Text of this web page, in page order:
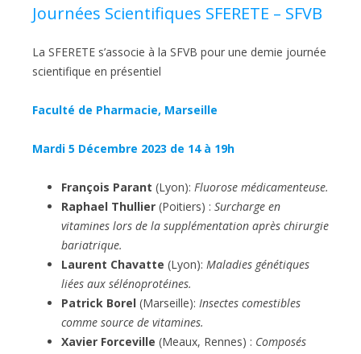
Journées Scientifiques SFERETE – SFVB
La SFERETE s’associe à la SFVB pour une demie journée
scientifique en présentiel
Faculté de Pharmacie, Marseille
Mardi 5 Décembre 2023 de 14 à 19h
François Parant (Lyon): Fluorose médicamenteuse.
Raphael Thullier (Poitiers) : Surcharge en
vitamines lors de la supplémentation après chirurgie
bariatrique.
Laurent Chavatte (Lyon): Maladies génétiques
liées aux sélénoprotéines.
Patrick Borel (Marseille): Insectes comestibles
comme source de vitamines.
Xavier Forceville (Meaux, Rennes) : Composés